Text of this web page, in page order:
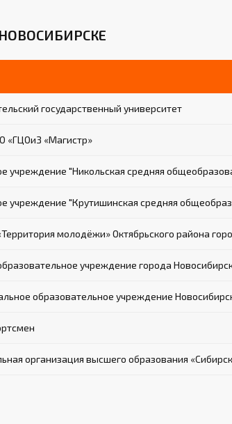
государственный университет
«ГЦОиЗ «Магистр»
учреждение "Никольская средняя
учреждение "Крутишинская средняя
молодёжи» Октябрьского района
учреждение города
образовательное учреждение
организация высшего образования